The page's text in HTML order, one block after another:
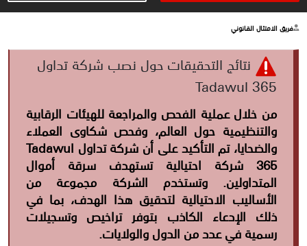
فريق الامتثال القانوني
نتائج التحقيقات حول نصب شركة تداول
Tadawul 365
من خلال عملية الفحص والمراجعة للهيئات الرقابية
والتنظيمية حول العالم، وفحص شكاوى العملاء
والضحايا، تم التأكيد على أن شركة تداول Tadawul
365 شركة احتيالية تستهدف سرقة أموال
المتداولين. وتستخدم الشركة مجموعة من
الأساليب الاحتيالية لتحقيق هذا الهدف، بما في
ذلك الإدعاء الكاذب بتوفر تراخيص وتسجيلات
رسمية في عدد من الدول والولايات.